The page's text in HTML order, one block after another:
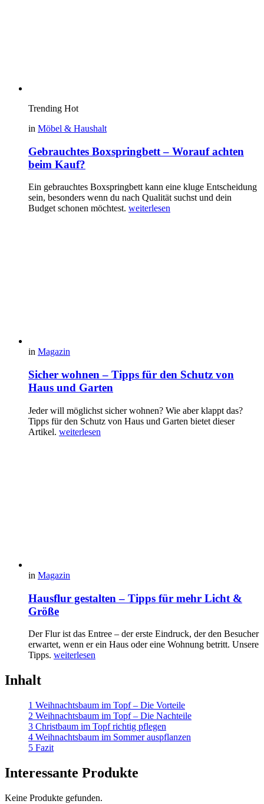
Trending Hot
in Möbel & Haushalt
Gebrauchtes Boxspringbett – Worauf achten
beim Kauf?
Ein gebrauchtes Boxspringbett kann eine kluge Entscheidung
sein, besonders wenn du nach Qualität suchst und dein
Budget schonen möchtest. weiterlesen
in Magazin
Sicher wohnen – Tipps für den Schutz von
Haus und Garten
Jeder will möglichst sicher wohnen? Wie aber klappt das?
Tipps für den Schutz von Haus und Garten bietet dieser
Artikel. weiterlesen
in Magazin
Hausflur gestalten – Tipps für mehr Licht &
Größe
Der Flur ist das Entree – der erste Eindruck, der den Besucher
erwartet, wenn er ein Haus oder eine Wohnung betritt. Unsere
Tipps. weiterlesen
Inhalt
1 Weihnachtsbaum im Topf – Die Vorteile
2 Weihnachtsbaum im Topf – Die Nachteile
3 Christbaum im Topf richtig pflegen
4 Weihnachtsbaum im Sommer auspflanzen
5 Fazit
Interessante Produkte
Keine Produkte gefunden.